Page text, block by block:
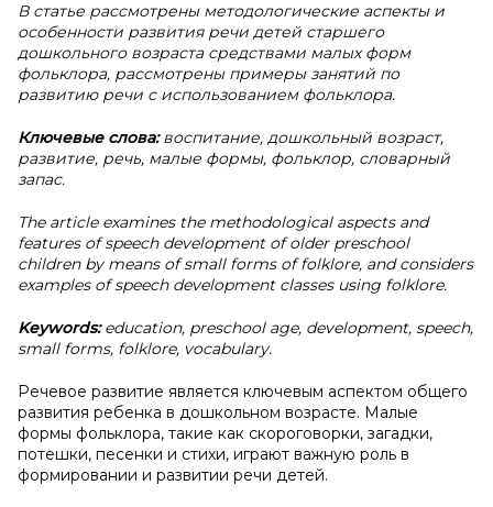
В статье рассмотрены методологические аспекты и
особенности развития речи детей старшего
дошкольного возраста средствами малых форм
фольклора, рассмотрены примеры занятий по
развитию речи с использованием фольклора.
Ключевые слова:воспитание, дошкольный возраст,
развитие, речь, малые формы, фольклор, словарный
запас.
The article examines the methodological aspects and
features of speech development of older preschool
children by means of small forms of folklore, and considers
examples of speech development classes using folklore.
Keywords:education, preschool age, development, speech,
small forms, folklore, vocabulary.
Речевое развитие является ключевым аспектом общего
развития ребенка в дошкольном возрасте. Малые
формы фольклора, такие как скороговорки, загадки,
потешки, песенки и стихи, играют важную роль в
формировании и развитии речи детей.